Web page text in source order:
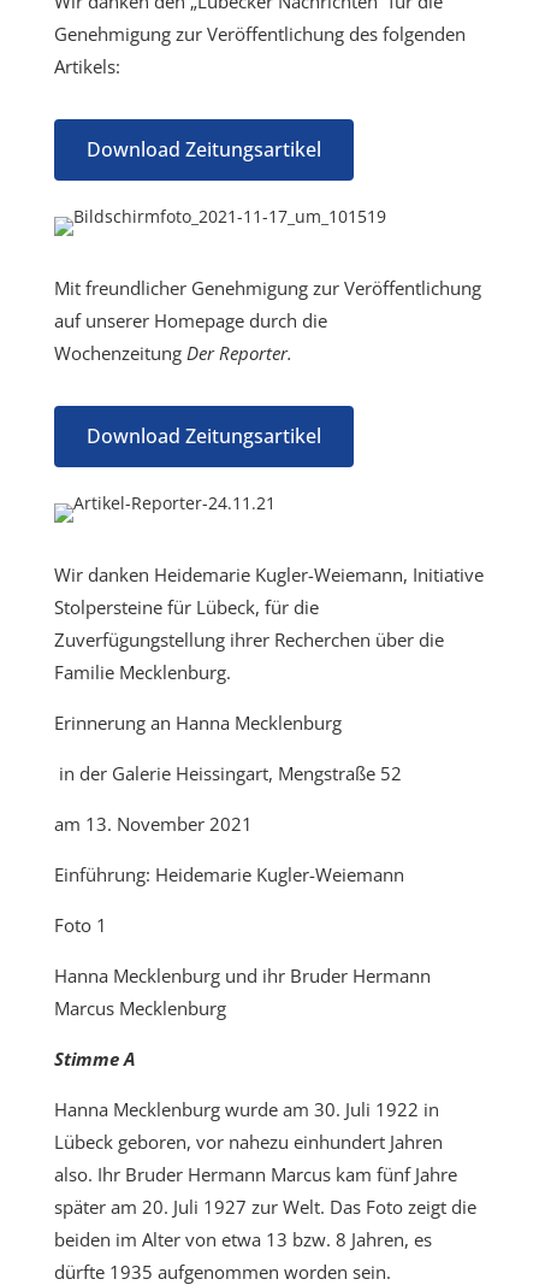
Genehmigung zur Veröffentlichung des folgenden
Artikels:
Download Zeitungsartikel
Mit freundlicher Genehmigung zur Veröffentlichung
auf unserer Homepage durch die
Wochenzeitung Der Reporter.
Download Zeitungsartikel
Wir danken Heidemarie Kugler-Weiemann, Initiative
Stolpersteine für Lübeck, für die
Zuverfügungstellung ihrer Recherchen über die
Familie Mecklenburg.
Erinnerung an Hanna Mecklenburg
in der Galerie Heissingart, Mengstraße 52
am 13. November 2021
Einführung: Heidemarie Kugler-Weiemann
Foto 1
Hanna Mecklenburg und ihr Bruder Hermann
Marcus Mecklenburg
Stimme A
Hanna Mecklenburg wurde am 30. Juli 1922 in
Lübeck geboren, vor nahezu einhundert Jahren
also. Ihr Bruder Hermann Marcus kam fünf Jahre
später am 20. Juli 1927 zur Welt. Das Foto zeigt die
beiden im Alter von etwa 13 bzw. 8 Jahren, es
dürfte 1935 aufgenommen worden sein.